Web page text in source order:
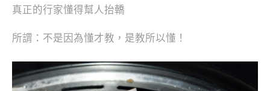
真正的行家懂得幫人抬轎
所謂：不是因為懂才教，是教所以懂！